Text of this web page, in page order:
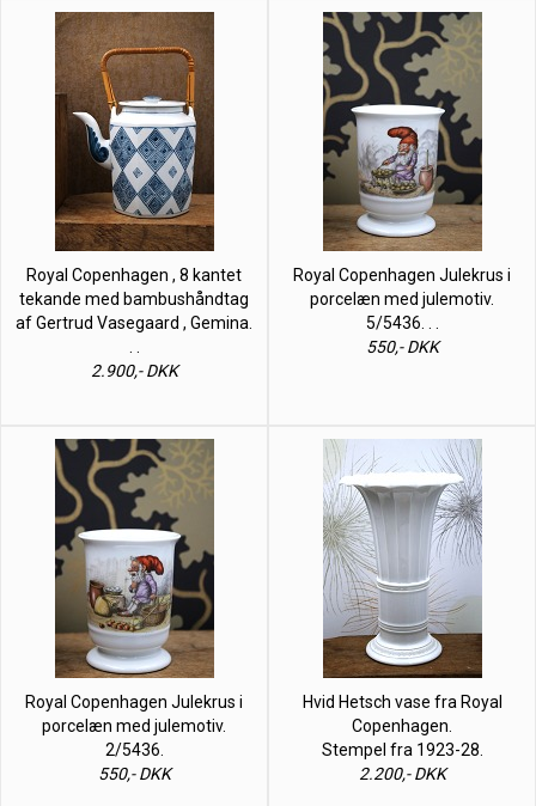
Royal Copenhagen , 8 kantet
tekande med bambushåndtag
af Gertrud Vasegaard , Gemina.
2.900,- DKK
Royal Copenhagen Julekrus i
porcelæn med julemotiv.
5/5436. . .
550,- DKK
Royal Copenhagen Julekrus i
porcelæn med julemotiv.
2/5436.
550,- DKK
Hvid Hetsch vase fra Royal
Copenhagen.
Stempel fra 1923-28.
2.200,- DKK